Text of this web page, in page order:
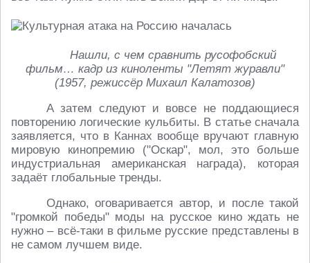
Нашли, с чем сравнить русофобский
фильм… кадр из киноленты "Летят журавли"
(1957, режиссёр Михаил Калатозов)
А затем следуют и вовсе не поддающиеся
повторению логические кульбиты. В статье сначала
заявляется, что в Каннах вообще вручают главную
мировую кинопремию ("Оскар", мол, это больше
индустриальная американская награда), которая
задаёт глобальные тренды.
Однако, оговаривается автор, и после такой
"громкой победы" моды на русское кино ждать не
нужно – всё-таки в фильме русские представлены в
не самом лучшем виде.